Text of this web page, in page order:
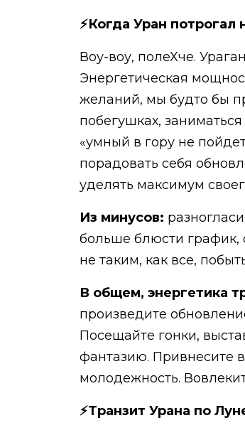
⚡Когда Уран
Воу-воу, полеХче.
Энергетическая
желаний, мы будто бы
побегушках,
«умный в гору не
порадовать себя
уделять максимум
Из минусов:
больше блюсти график,
не таким, как все,
В общем, энергетика
произведите
Посещайте гонки,
фантазию. Привнесите
молодежность.
⚡Транзит Урана по